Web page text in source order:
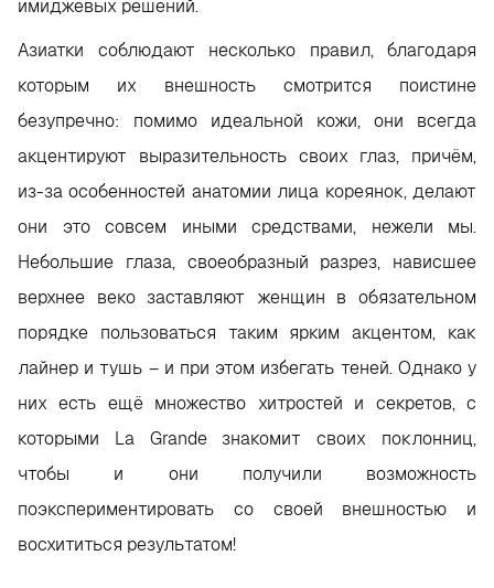
имиджевых решений.
Азиатки соблюдают несколько правил, благодаря
которым их внешность смотрится поистине
безупречно: помимо идеальной кожи, они всегда
акцентируют выразительность своих глаз, причём,
из-за особенностей анатомии лица кореянок, делают
они это совсем иными средствами, нежели мы.
Небольшие глаза, своеобразный разрез, нависшее
верхнее веко заставляют женщин в обязательном
порядке пользоваться таким ярким акцентом, как
лайнер и тушь – и при этом избегать теней. Однако у
них есть ещё множество хитростей и секретов, с
которыми La Grande знакомит своих поклонниц,
чтобы и они получили возможность
поэкспериментировать со своей внешностью и
восхититься результатом!